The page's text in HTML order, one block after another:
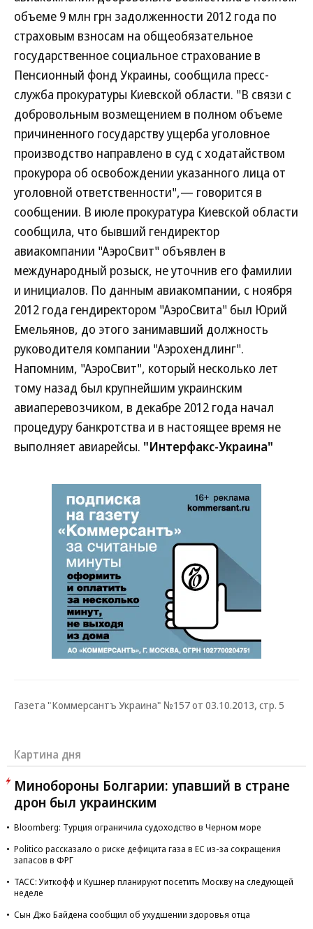
объеме 9 млн грн задолженности 2012 года по
страховым взносам на общеобязательное
государственное социальное страхование в
Пенсионный фонд Украины, сообщила пресс-
служба прокуратуры Киевской области. "В связи с
добровольным возмещением в полном объеме
причиненного государству ущерба уголовное
производство направлено в суд с ходатайством
прокурора об освобождении указанного лица от
уголовной ответственности",— говорится в
сообщении. В июле прокуратура Киевской области
сообщила, что бывший гендиректор
авиакомпании "АэроСвит" объявлен в
международный розыск, не уточнив его фамилии
и инициалов. По данным авиакомпании, с ноября
2012 года гендиректором "АэроСвита" был Юрий
Емельянов, до этого занимавший должность
руководителя компании "Аэрохендлинг".
Напомним, "АэроСвит", который несколько лет
тому назад был крупнейшим украинским
авиаперевозчиком, в декабре 2012 года начал
процедуру банкротства и в настоящее время не
выполняет авиарейсы. "Интерфакс-Украина"
Газета "Коммерсантъ Украина" №157 от 03.10.2013, стр. 5
Картина дня
Минобороны Болгарии: упавший в стране
дрон был украинским
Bloomberg: Турция ограничила судоходство в Черном море
Politico рассказало о риске дефицита газа в ЕС из-за сокращения
запасов в ФРГ
ТАСС: Уиткофф и Кушнер планируют посетить Москву на следующей
неделе
Сын Джо Байдена сообщил об ухудшении здоровья отца